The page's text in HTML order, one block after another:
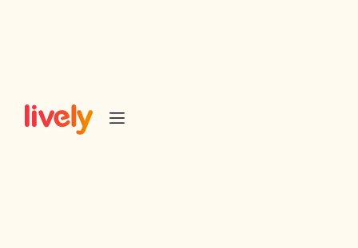
Allround IT-support